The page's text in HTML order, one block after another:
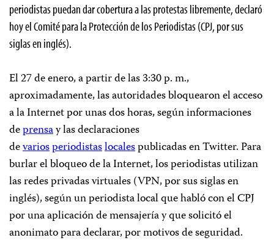
periodistas puedan dar cobertura a las protestas libremente, declaró
hoy el Comité para la Protección de los Periodistas (CPJ, por sus
siglas en inglés).
El 27 de enero, a partir de las 3:30 p. m.,
aproximadamente, las autoridades bloquearon el acceso
a la Internet por unas dos horas, según informaciones
deprensay las declaraciones
devariosperiodistaslocalespublicadas en Twitter. Para
burlar el bloqueo de la Internet, los periodistas utilizan
las redes privadas virtuales (VPN, por sus siglas en
inglés), según un periodista local que habló con el CPJ
por una aplicación de mensajería y que solicitó el
anonimato para declarar, por motivos de seguridad.